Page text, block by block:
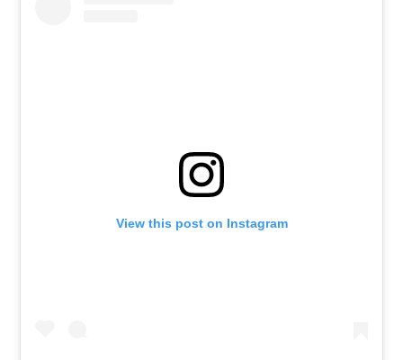
View this post on Instagram